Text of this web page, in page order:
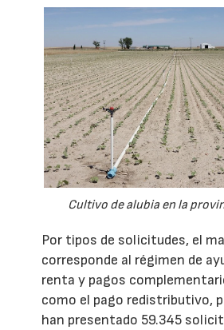
Cultivo de alubia en la
Por tipos de solicitudes, el
corresponde al régimen de
renta y pagos
como el pago redistributivo,
han presentado 59.345